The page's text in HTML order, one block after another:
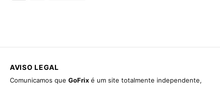
AVISO LEGAL
Comunicamos que GoFrix é um site totalmente independente,